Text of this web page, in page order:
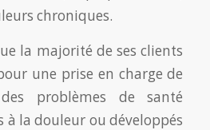
chroniques.
la majorité de ses clients
une prise en charge de
problèmes de santé
la douleur ou développés